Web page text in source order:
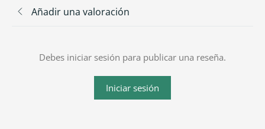
Añadir una valoración
Debes iniciar sesión para publicar una reseña.
Iniciar sesión